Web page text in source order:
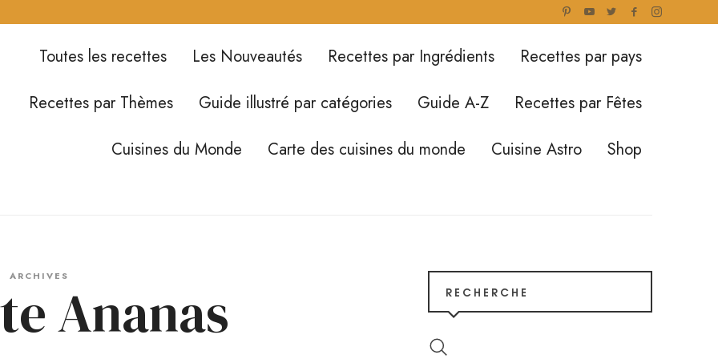
Toutes les recettes Les Nouveautés Recettes par Ingrédients
Recettes par pays
Recettes par Thèmes
Guide illustré par catégories Guide A-Z
Recettes par Fêtes
Cuisines du Monde
Carte des cuisines du monde Cuisine Astro Shop
ARCHIVES
Ananas RECHERCHE